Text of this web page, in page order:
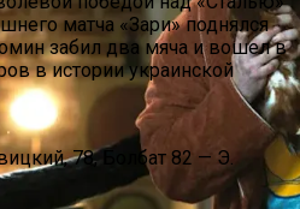
С Признаками
Мать Отрицает
матча «Зари» поднялся
забил два мяча и вошел в
в истории украинской
78, Болбат 82 — Э.